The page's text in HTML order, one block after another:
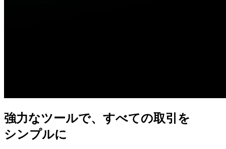
強力なツールで、 すべての取引を
シンプルに